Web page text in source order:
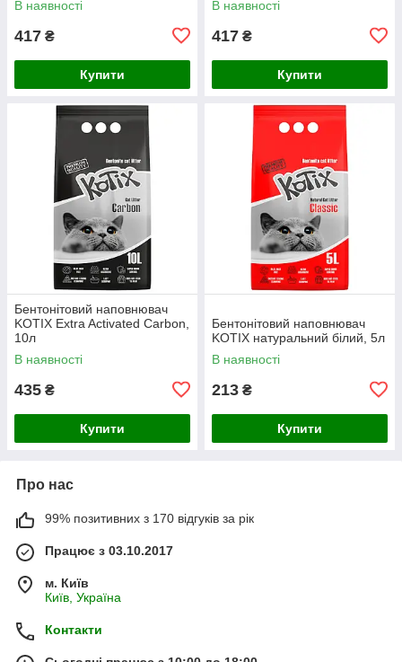
В наявності
417 ₴
Купити
В наявності
417 ₴
Купити
Бентонітовий наповнювач
KOTIX Extra Activated Carbon,
10л
В наявності
435 ₴
Купити
Бентонітовий наповнювач
KOTIX натуральний білий, 5л
В наявності
213 ₴
Купити
Про нас
99% позитивних з 170 відгуків за рік
Працює з 03.10.2017
м. Київ
Київ, Україна
Контакти